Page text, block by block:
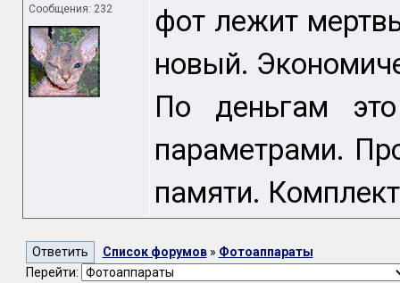
Сообщения: 232
фот лежит
новый.
По деньгам
параметрами.
памяти.
Список форумов» Фотоаппараты
Перейти: